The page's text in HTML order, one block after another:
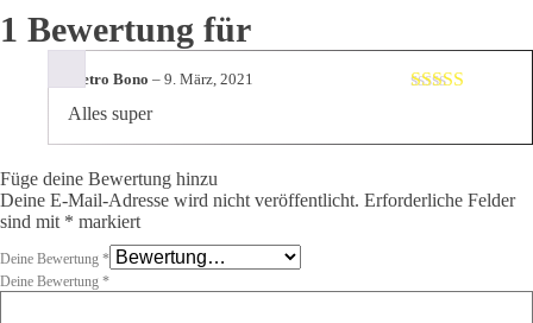
1 Bewertung für
Pietro Bono – 9. März, 2021
Alles super
Füge deine Bewertung hinzu
Deine E-Mail-Adresse wird nicht veröffentlicht. Erforderliche Felder
sind mit * markiert
Deine Bewertung *
Deine Bewertung *